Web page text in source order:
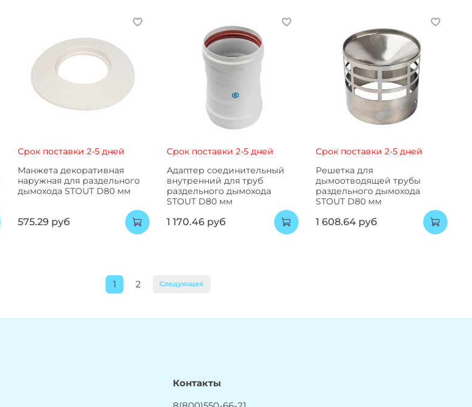
Срок поставки 2-5 дней
Манжета декоративная
наружная для раздельного
дымохода STOUT D80 мм
575.29 руб
Срок поставки 2-5 дней
Адаптер соединительный
внутренний для труб
раздельного дымохода
STOUT D80 мм
1 170.46 руб
Срок поставки 2-5 дней
Решетка для
дымоотводящей трубы
раздельного дымохода
STOUT D80 мм
1 608.64 руб
1 2 Следующая
Контакты